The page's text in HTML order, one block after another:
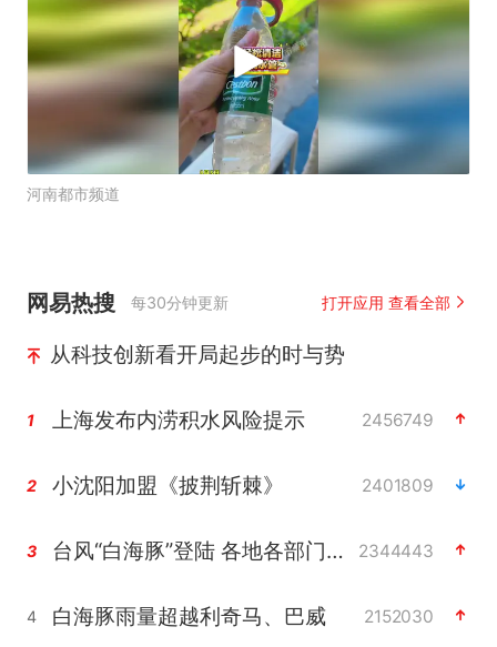
河南都市频道
网易热搜 每30分钟更新 打开应用 查看全部
从科技创新看开局起步的时与势
1 上海发布内涝积水风险提示 2456749
2 小沈阳加盟《披荆斩棘》 2401809
3 台风“白海豚”登陆 各地各部门全力应对 2344443
4 白海豚雨量超越利奇马、巴威 2152030